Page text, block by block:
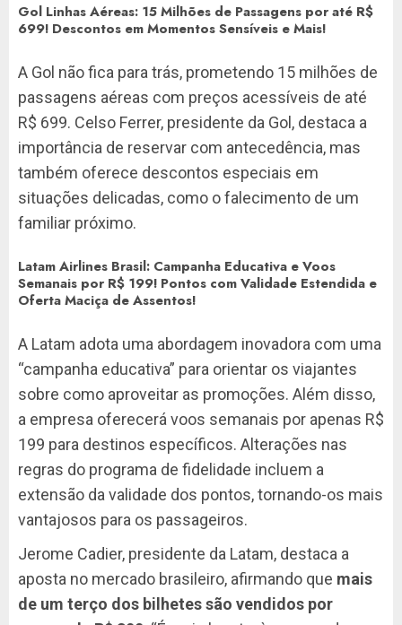
Gol Linhas Aéreas: 15 Milhões de Passagens por até R$
699! Descontos em Momentos Sensíveis e Mais!
A Gol não fica para trás, prometendo 15 milhões de
passagens aéreas com preços acessíveis de até
R$ 699. Celso Ferrer, presidente da Gol, destaca a
importância de reservar com antecedência, mas
também oferece descontos especiais em
situações delicadas, como o falecimento de um
familiar próximo.
Latam Airlines Brasil: Campanha Educativa e Voos
Semanais por R$ 199! Pontos com Validade Estendida e
Oferta Maciça de Assentos!
A Latam adota uma abordagem inovadora com uma
“campanha educativa” para orientar os viajantes
sobre como aproveitar as promoções. Além disso,
a empresa oferecerá voos semanais por apenas R$
199 para destinos específicos. Alterações nas
regras do programa de fidelidade incluem a
extensão da validade dos pontos, tornando-os mais
vantajosos para os passageiros.
Jerome Cadier, presidente da Latam, destaca a
aposta no mercado brasileiro, afirmando que mais
de um terço dos bilhetes são vendidos por